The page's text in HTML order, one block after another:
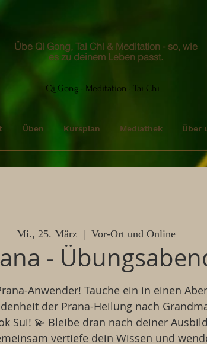
Übe Qi Gong, Tai Chi & Meditation - so, wie
es zu deinem Leben passt.
Qi Gong · Meditation · Tai Chi
Üben Kursplan Mediathek Über
Mi., 25. März
  |
Vor-Ort und Online
-
Anwender! Tauche ein in einen
der Prana-Heilung nach
Sui! 💫 Bleibe dran nach deiner
vertiefe dein Wissen und